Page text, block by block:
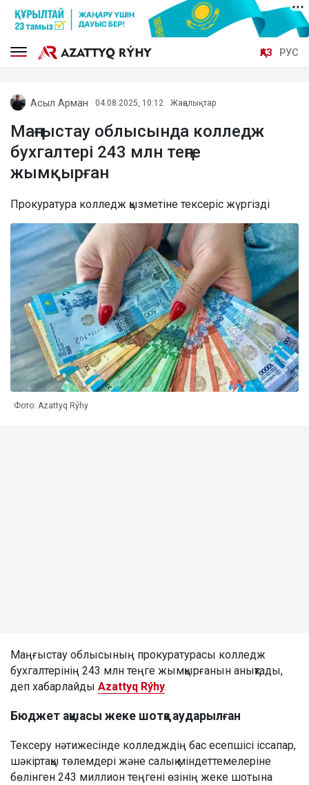
ҚАЗ РУС
Асыл Арман 04.08.2025, 10:12 Жаңалықтар
Маңғыстау облысында колледж
бухгалтері 243 млн теңге
жымқырған
Прокуратура колледж қызметіне тексеріс жүргізді
Фото: Azattyq Rýhy
Маңғыстау облысының прокуратурасы колледж
бухгалтерінің 243 млн теңге жымқырғанын анықтады,
деп хабарлайды Azattyq Rýhy.
Бюджет ақшасы жеке шотқа аударылған
Тексеру нәтижесінде колледждің бас есепшісі іссапар,
шәкіртақы төлемдері және салық міндеттемелеріне
бөлінген 243 миллион теңгені өзінің жеке шотына